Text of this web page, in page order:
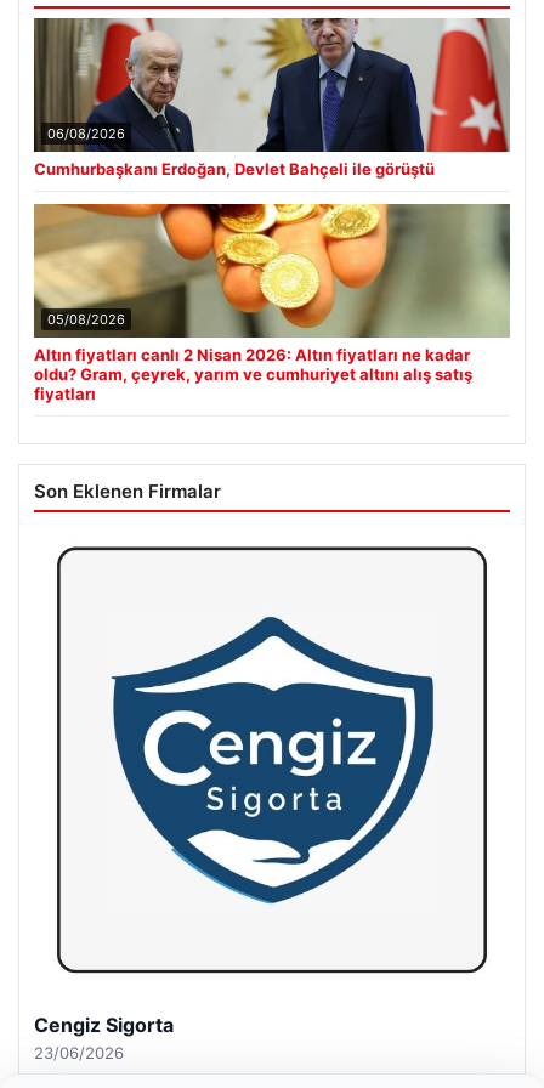
06/08/2026
Cumhurbaşkanı Erdoğan, Devlet Bahçeli ile görüştü
05/08/2026
Altın fiyatları canlı 2 Nisan 2026: Altın fiyatları ne kadar
oldu? Gram, çeyrek, yarım ve cumhuriyet altını alış satış
fiyatları
Son Eklenen Firmalar
Hastaş Beton
26/05/2026